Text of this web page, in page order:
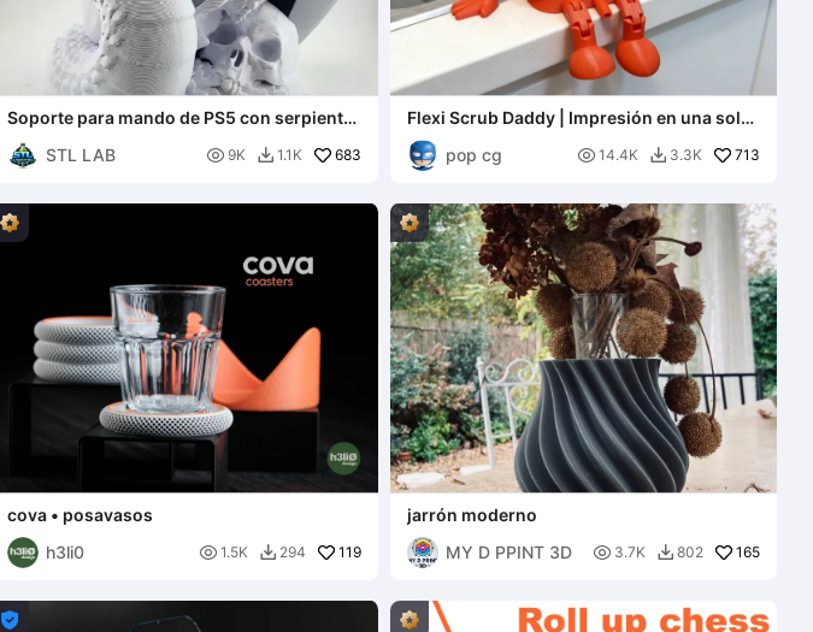
Soporte para mando de PS5 con serpiente
STL LAB
 9K  1.1K 683
Flexi Scrub Daddy | Impresión en una sola
pieza
pop cg
 14.4K  3.3K 713
cova • posavasos
h3li0
 1.5K  294 119
jarrón moderno
MY D PPINT 3D
 3.7K  802 165
